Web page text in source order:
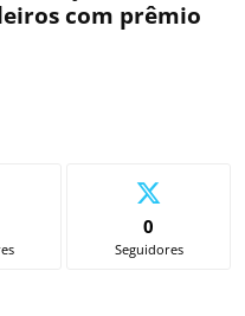
com prêmio
0
Seguidores